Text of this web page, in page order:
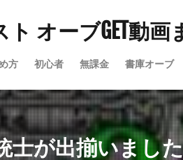
ト オーブGET動画
方 初心者 無課金 書庫オーブ
士が出揃いました